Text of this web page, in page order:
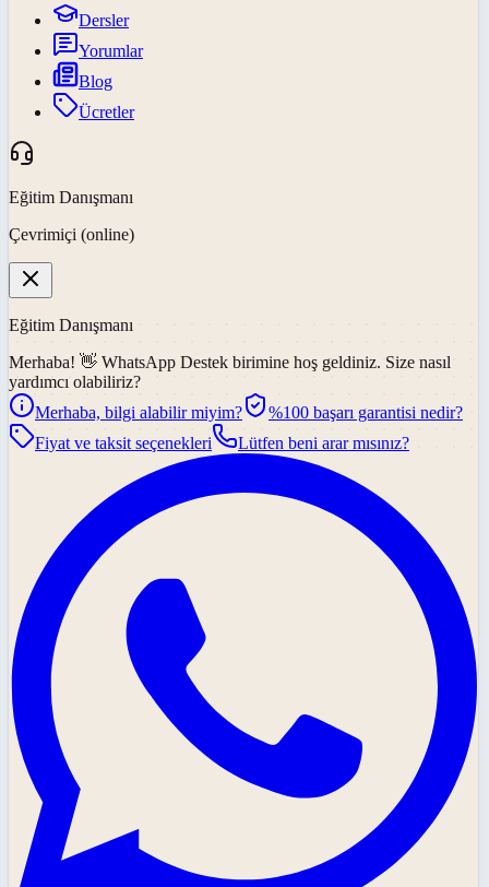
Dersler
Yorumlar
Blog
Ücretler
Eğitim Danışmanı
Çevrimiçi (online)
Eğitim Danışmanı
Merhaba! 👋 WhatsApp Destek birimine hoş geldiniz. Size nasıl
yardımcı olabiliriz?
Merhaba, bilgi alabilir miyim?
%100 başarı garantisi nedir?
Fiyat ve taksit seçenekleri
Lütfen beni arar mısınız?